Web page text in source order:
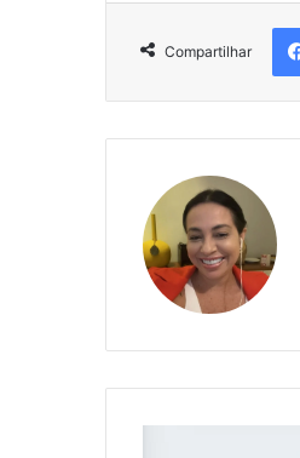
Compartilhar